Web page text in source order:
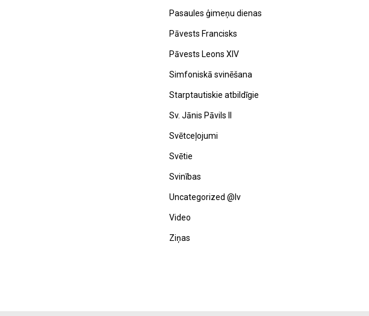
Pasaules ģimeņu dienas
Pāvests Francisks
Pāvests Leons XIV
Simfoniskā svinēšana
Starptautiskie atbildīgie
Sv. Jānis Pāvils II
Svētceļojumi
Svētie
Svinības
Uncategorized @lv
Video
Ziņas